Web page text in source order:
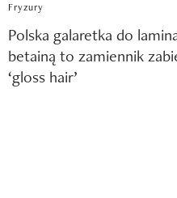
Fryzury
Polska galaretka do
betainą to zamiennik
‘gloss hair’